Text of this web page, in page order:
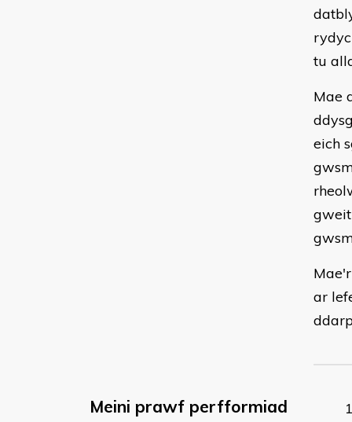
tu
Mae
eich
ar
Meini prawf perfformiad